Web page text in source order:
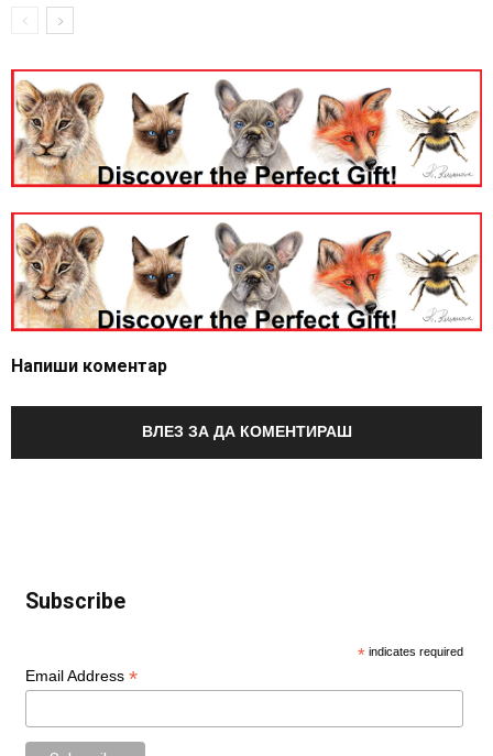
Напиши коментар
ВЛЕЗ ЗА ДА КОМЕНТИРАШ
Subscribe
* indicates required
Email Address *